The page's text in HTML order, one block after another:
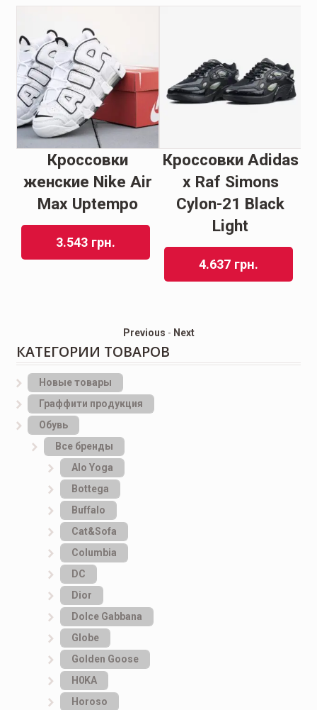
Кроссовки
женские Nike Air
Max Uрtemрo
3.543 грн.
Кроссовки Adidas
x Raf Simons
Cylon-21 Black
Light
4.637 грн.
Previous - Next
КАТЕГОРИИ ТОВАРОВ
Новые товары
Граффити продукция
Обувь
Все бренды
Alo Yoga
Bottеga
Buffalo
Cat&Sofa
Columbia
DC
Dior
Dolce Gabbana
Globe
Golden Goose
H0KA
Horoso